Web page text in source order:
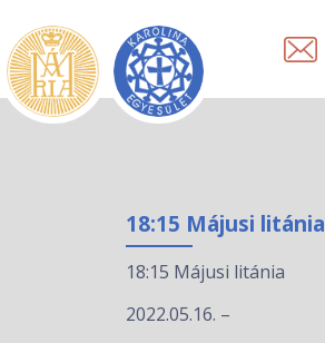
18:15 Májusi litánia
18:15 Májusi litánia
2022.05.16. –